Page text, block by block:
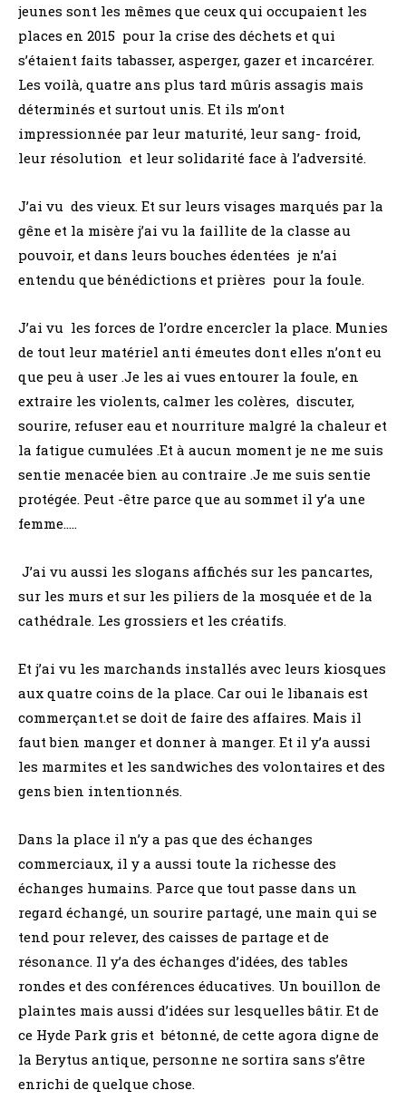
jeunes sont les mêmes que ceux qui occupaient les
places en 2015 pour la crise des déchets et qui
s’étaient faits tabasser, asperger, gazer et incarcérer.
Les voilà, quatre ans plus tard mûris assagis mais
déterminés et surtout unis. Et ils m’ont
impressionnée par leur maturité, leur sang- froid,
leur résolution et leur solidarité face à l’adversité.
J’ai vu des vieux. Et sur leurs visages marqués par la
gêne et la misère j’ai vu la faillite de la classe au
pouvoir, et dans leurs bouches édentées je n’ai
entendu que bénédictions et prières pour la foule.
J’ai vu les forces de l’ordre encercler la place. Munies
de tout leur matériel anti émeutes dont elles n’ont eu
que peu à user .Je les ai vues entourer la foule, en
extraire les violents, calmer les colères, discuter,
sourire, refuser eau et nourriture malgré la chaleur et
la fatigue cumulées .Et à aucun moment je ne me suis
sentie menacée bien au contraire .Je me suis sentie
protégée. Peut -être parce que au sommet il y’a une
femme…..
J’ai vu aussi les slogans affichés sur les pancartes,
sur les murs et sur les piliers de la mosquée et de la
cathédrale. Les grossiers et les créatifs.
Et j’ai vu les marchands installés avec leurs kiosques
aux quatre coins de la place. Car oui le libanais est
commerçant.et se doit de faire des affaires. Mais il
faut bien manger et donner à manger. Et il y’a aussi
les marmites et les sandwiches des volontaires et des
gens bien intentionnés.
Dans la place il n’y a pas que des échanges
commerciaux, il y a aussi toute la richesse des
échanges humains. Parce que tout passe dans un
regard échangé, un sourire partagé, une main qui se
tend pour relever, des caisses de partage et de
résonance. Il y’a des échanges d’idées, des tables
rondes et des conférences éducatives. Un bouillon de
plaintes mais aussi d’idées sur lesquelles bâtir. Et de
ce Hyde Park gris et bétonné, de cette agora digne de
la Berytus antique, personne ne sortira sans s’être
enrichi de quelque chose.